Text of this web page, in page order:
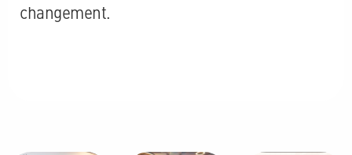
changement.